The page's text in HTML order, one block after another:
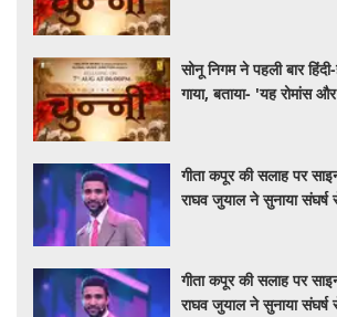
सोनू निगम ने पहली बार
गाया, बताया- 'यह रोमांस
गीता कपूर की सलाह पर
राघव जुयाल ने सुनाया
गीता कपूर की सलाह पर
राघव जुयाल ने सुनाया